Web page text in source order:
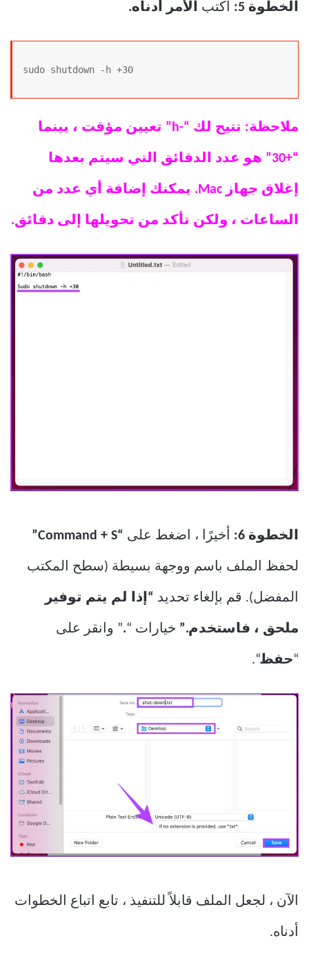
الخطوة 5: اكتب الأمر أدناه.
ملاحظة: تتيح لك “-h” تعيين مؤقت ، بينما
“+30” هو عدد الدقائق التي سيتم بعدها
إغلاق جهاز Mac. يمكنك إضافة أي عدد من
الساعات ، ولكن تأكد من تحويلها إلى دقائق.
الخطوة 6: أخيرًا ، اضغط على “Command + S”
لحفظ الملف باسم ووجهة بسيطة (سطح المكتب
المفضل). قم بإلغاء تحديد “إذا لم يتم توفير
ملحق ، فاستخدم.” خيارات “.” وانقر على
“حفظ“.
الآن ، لجعل الملف قابلاً للتنفيذ ، تابع اتباع الخطوات
أدناه.